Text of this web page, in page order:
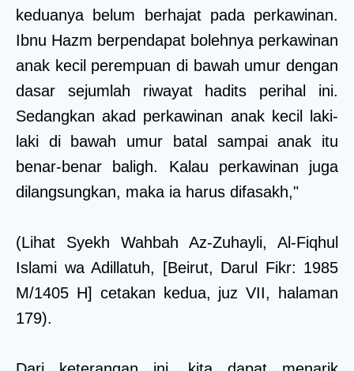
keduanya belum berhajat pada perkawinan.
Ibnu Hazm berpendapat bolehnya perkawinan
anak kecil perempuan di bawah umur dengan
dasar sejumlah riwayat hadits perihal ini.
Sedangkan akad perkawinan anak kecil laki-
laki di bawah umur batal sampai anak itu
benar-benar baligh. Kalau perkawinan juga
dilangsungkan, maka ia harus difasakh,"
(Lihat Syekh Wahbah Az-Zuhayli, Al-Fiqhul
Islami wa Adillatuh, [Beirut, Darul Fikr: 1985
M/1405 H] cetakan kedua, juz VII, halaman
179).